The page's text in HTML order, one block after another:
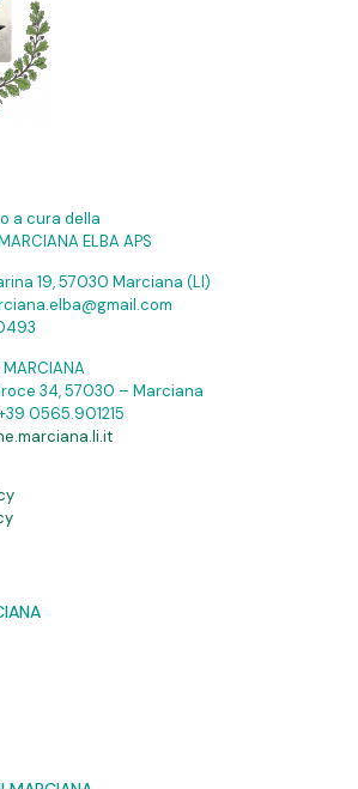
a cura della
ELBA APS
19, 57030 Marciana (LI)
34, 57030 – Marciana
0565.901215